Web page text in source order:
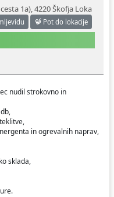
1a),4220 Škofja Loka
Pot do lokacije
nudil strokovno in
in ogrevalnih naprav,
sklada,